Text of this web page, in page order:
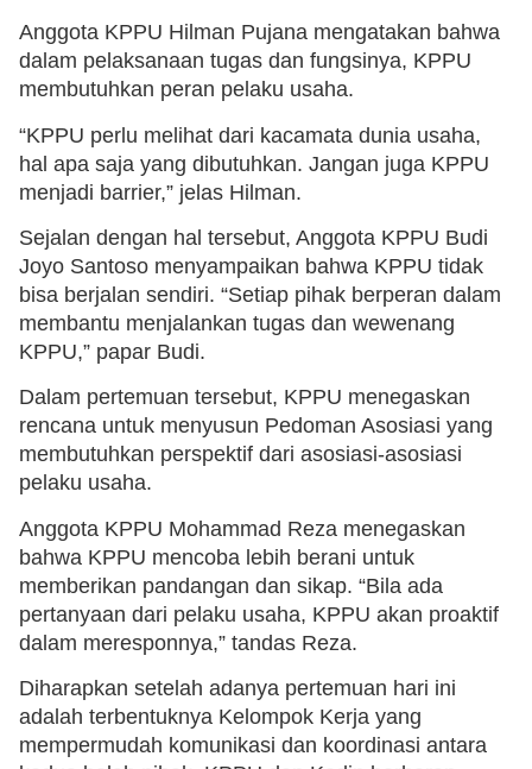
Anggota KPPU Hilman Pujana mengatakan bahwa
dalam pelaksanaan tugas dan fungsinya, KPPU
membutuhkan peran pelaku usaha.
“KPPU perlu melihat dari kacamata dunia usaha,
hal apa saja yang dibutuhkan. Jangan juga KPPU
menjadi barrier,” jelas Hilman.
Sejalan dengan hal tersebut, Anggota KPPU Budi
Joyo Santoso menyampaikan bahwa KPPU tidak
bisa berjalan sendiri. “Setiap pihak berperan dalam
membantu menjalankan tugas dan wewenang
KPPU,” papar Budi.
Dalam pertemuan tersebut, KPPU menegaskan
rencana untuk menyusun Pedoman Asosiasi yang
membutuhkan perspektif dari asosiasi-asosiasi
pelaku usaha.
Anggota KPPU Mohammad Reza menegaskan
bahwa KPPU mencoba lebih berani untuk
memberikan pandangan dan sikap. “Bila ada
pertanyaan dari pelaku usaha, KPPU akan proaktif
dalam meresponnya,” tandas Reza.
Diharapkan setelah adanya pertemuan hari ini
adalah terbentuknya Kelompok Kerja yang
mempermudah komunikasi dan koordinasi antara